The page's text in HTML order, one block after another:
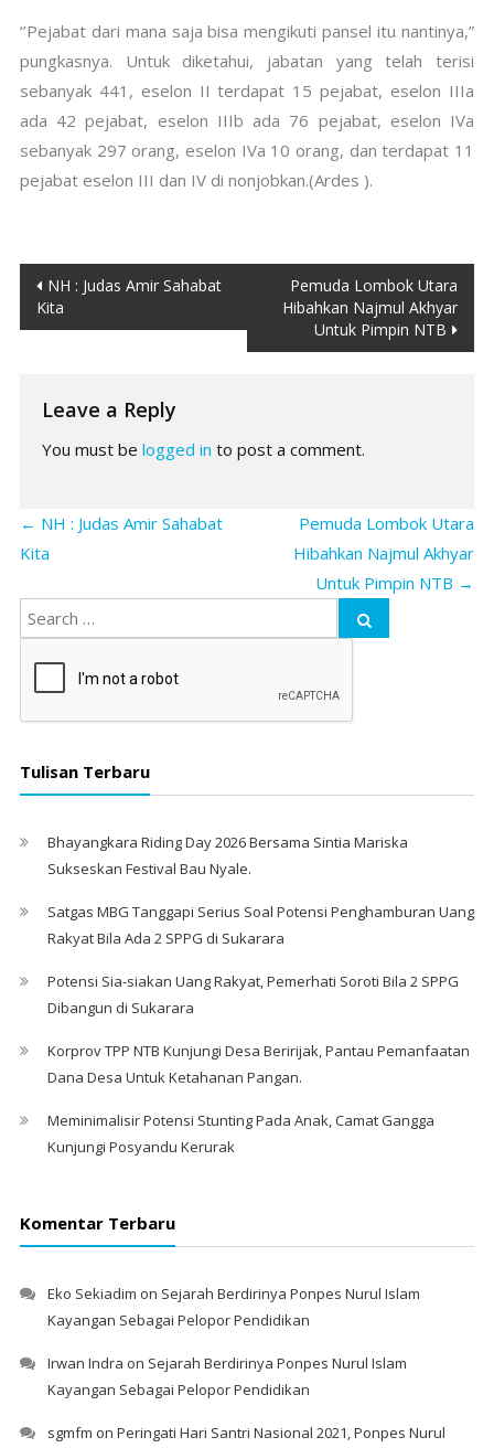
‘’Pejabat dari mana saja bisa mengikuti pansel itu nantinya,”
pungkasnya. Untuk diketahui, jabatan yang telah terisi
sebanyak 441, eselon II terdapat 15 pejabat, eselon IIIa
ada 42 pejabat, eselon IIIb ada 76 pejabat, eselon IVa
sebanyak 297 orang, eselon IVa 10 orang, dan terdapat 11
pejabat eselon III dan IV di nonjobkan.(Ardes ).
Post
navigation
NH : Judas Amir Sahabat
Kita
Pemuda Lombok Utara
Hibahkan Najmul Akhyar
Untuk Pimpin NTB
Leave a Reply
You must be logged in to post a comment.
← NH : Judas Amir Sahabat
Kita
Pemuda Lombok Utara
Hibahkan Najmul Akhyar
Untuk Pimpin NTB →
Tulisan Terbaru
Bhayangkara Riding Day 2026 Bersama Sintia Mariska
Sukseskan Festival Bau Nyale. ‎
Satgas MBG Tanggapi Serius Soal Potensi Penghamburan Uang
Rakyat Bila Ada 2 SPPG di Sukarara
Potensi Sia-siakan Uang Rakyat, Pemerhati Soroti Bila 2 SPPG
Dibangun di Sukarara
Korprov TPP NTB Kunjungi Desa Beririjak, Pantau Pemanfaatan
Dana Desa Untuk Ketahanan Pangan.
Meminimalisir Potensi Stunting Pada Anak, Camat Gangga
Kunjungi Posyandu Kerurak
Komentar Terbaru
Eko Sekiadim on Sejarah Berdirinya Ponpes Nurul Islam
Kayangan Sebagai Pelopor Pendidikan
Irwan Indra on Sejarah Berdirinya Ponpes Nurul Islam
Kayangan Sebagai Pelopor Pendidikan
sgmfm on Peringati Hari Santri Nasional 2021, Ponpes Nurul